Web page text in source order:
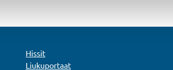
Hissit
Liukuportaat